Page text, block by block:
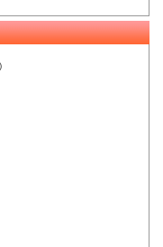
)